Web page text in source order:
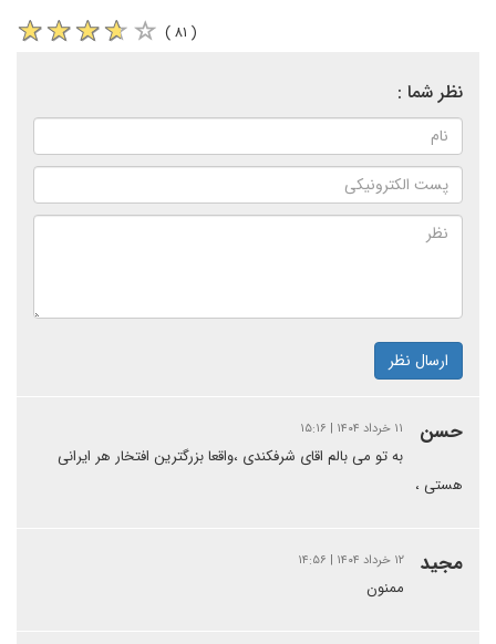
( ۸۱ )
نظر شما :
ارسال نظر
حسن ۱۱ خرداد ۱۴۰۴ | ۱۵:۱۶
به تو می بالم اقای شرفکندی ،واقعا بزرگترین افتخار هر ایرانی
هستی ،
مجید ۱۲ خرداد ۱۴۰۴ | ۱۴:۵۶
ممنون